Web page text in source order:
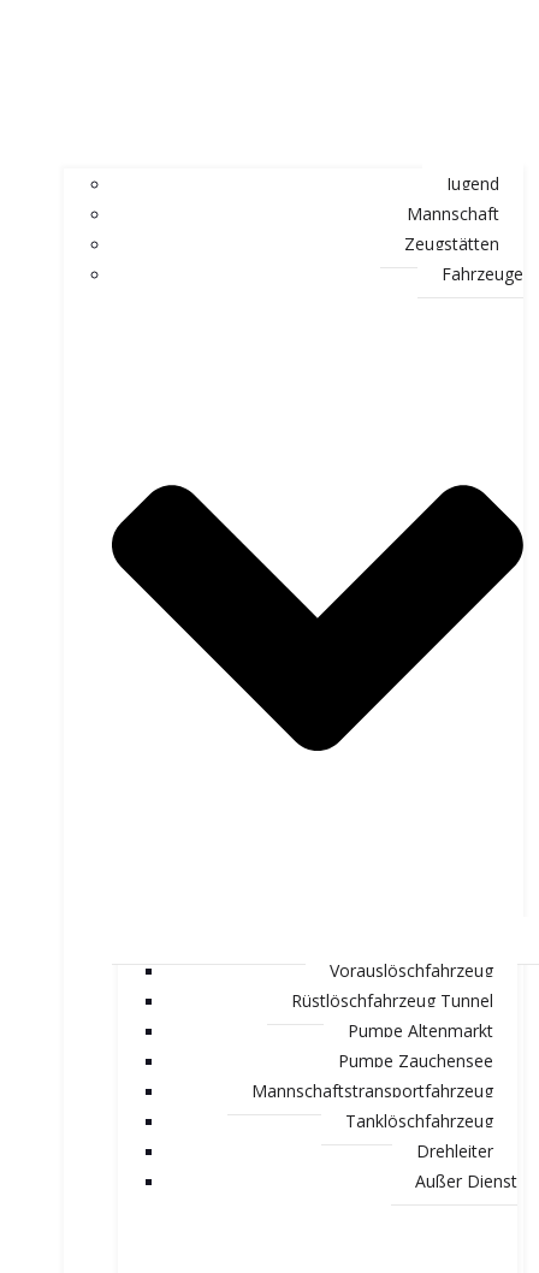
Jugend
Mannschaft
Zeugstätten
Fahrzeuge
Vorauslöschfahrzeug
Rüstlöschfahrzeug Tunnel
Pumpe Altenmarkt
Pumpe Zauchensee
Mannschaftstransportfahrzeug
Tanklöschfahrzeug
Drehleiter
Außer Dienst